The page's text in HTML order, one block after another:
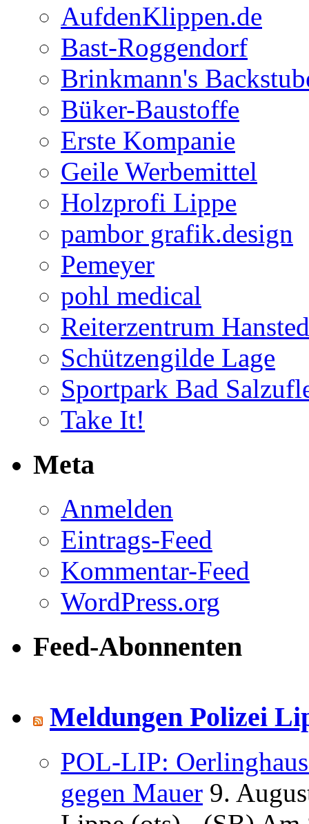
AufdenKlippen.de
Bast-Roggendorf
Brinkmann's
Büker-Baustoffe
Erste Kompanie
Geile Werbemittel
Holzprofi Lippe
pambor grafik.design
Pemeyer
pohl medical
Reiterzentrum
Schützengilde Lage
Sportpark Bad
Take It!
Meta
Anmelden
Eintrags-Feed
Kommentar-Feed
WordPress.org
Feed-Abonnenten
Meldungen Polizei
POL-LIP:
gegen Mauer 9.